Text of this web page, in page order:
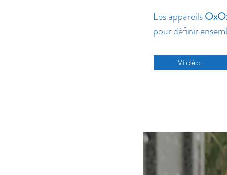
Les appareils
pour définir
Vidéo